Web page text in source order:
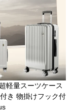
軽量スーツケース
き 物掛けフック付